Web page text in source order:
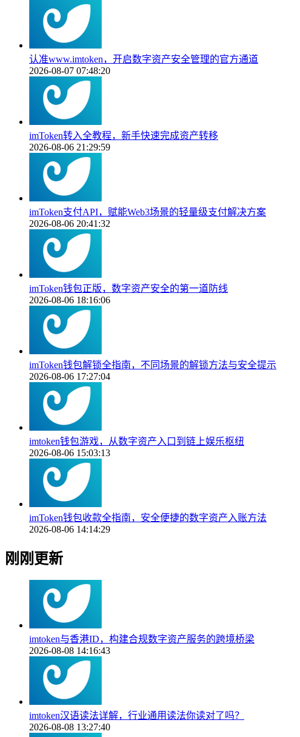
认准www.imtoken，开启数字资产安全管理的官方通道
2026-08-07 07:48:20
imToken转入全教程，新手快速完成资产转移
2026-08-06 21:29:59
imToken支付API，赋能Web3场景的轻量级支付解决方案
2026-08-06 20:41:32
imToken钱包正版，数字资产安全的第一道防线
2026-08-06 18:16:06
imToken钱包解锁全指南，不同场景的解锁方法与安全提示
2026-08-06 17:27:04
imtoken钱包游戏，从数字资产入口到链上娱乐枢纽
2026-08-06 15:03:13
imToken钱包收款全指南，安全便捷的数字资产入账方法
2026-08-06 14:14:29
刚刚更新
imtoken与香港ID，构建合规数字资产服务的跨境桥梁
2026-08-08 14:16:43
imtoken汉语读法详解，行业通用读法你读对了吗？
2026-08-08 13:27:40